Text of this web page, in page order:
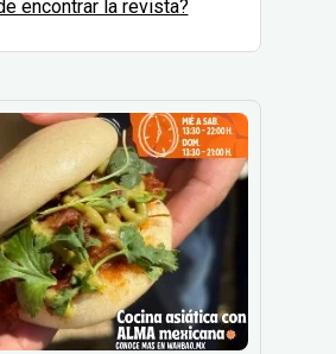
encontrar la revista?